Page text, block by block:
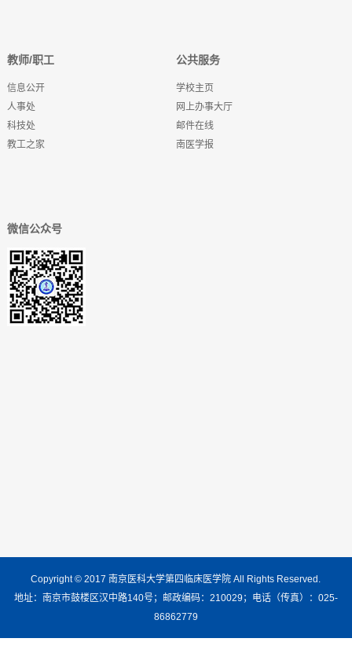
教师/职工
信息公开
人事处
科技处
教工之家
公共服务
学校主页
网上办事大厅
邮件在线
南医学报
微信公众号
Copyright © 2017 南京医科大学第四临床医学院 All Rights Reserved.
地址：南京市鼓楼区汉中路140号；邮政编码：210029；电话（传真）：025-
86862779